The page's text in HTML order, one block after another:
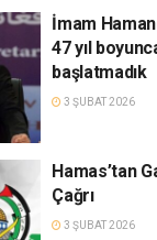
İmam
47 yıl
başlatmadık
3 ŞUBAT 2026
Hamas’tan
Çağrı
3 ŞUBAT 2026